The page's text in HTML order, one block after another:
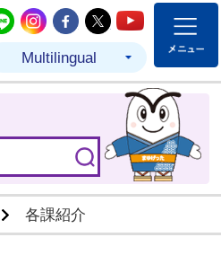
結城市公式LINE
結城市公式Instagram
結城市公式
結城市公式
結城市
Multilingual
各課紹介